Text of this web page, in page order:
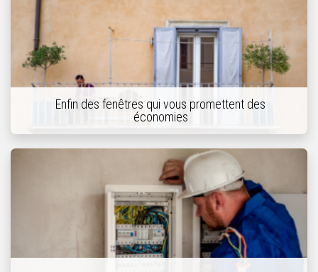
Enfin des fenêtres qui vous promettent des
économies